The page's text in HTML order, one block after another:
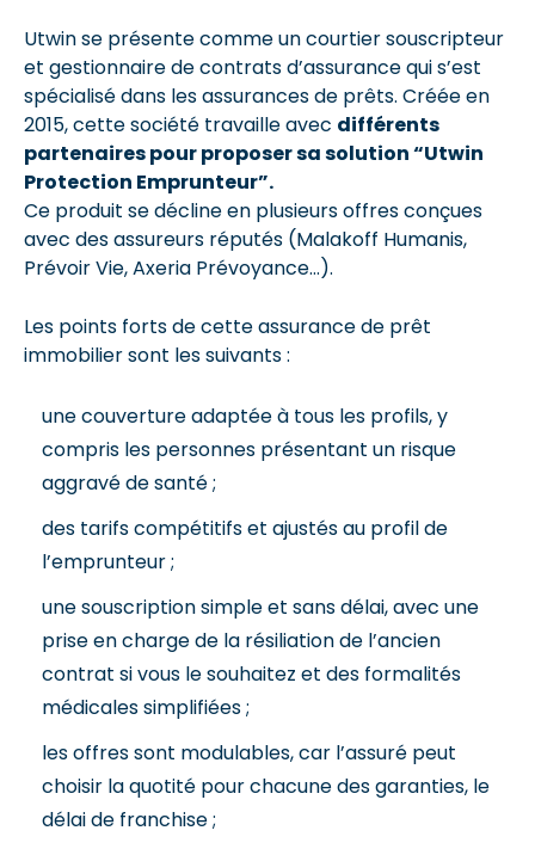
Utwin se présente comme un courtier souscripteur
et gestionnaire de contrats d’assurance qui s’est
spécialisé dans les assurances de prêts. Créée en
2015, cette société travaille avec différents
partenaires pour proposer sa solution “Utwin
Protection Emprunteur”.
Ce produit se décline en plusieurs offres conçues
avec des assureurs réputés (Malakoff Humanis,
Prévoir Vie, Axeria Prévoyance…).
Les points forts de cette assurance de prêt
immobilier sont les suivants :
une couverture adaptée à tous les profils, y
compris les personnes présentant un risque
aggravé de santé ;
des tarifs compétitifs et ajustés au profil de
l’emprunteur ;
une souscription simple et sans délai, avec une
prise en charge de la résiliation de l’ancien
contrat si vous le souhaitez et des formalités
médicales simplifiées ;
les offres sont modulables, car l’assuré peut
choisir la quotité pour chacune des garanties, le
délai de franchise ;